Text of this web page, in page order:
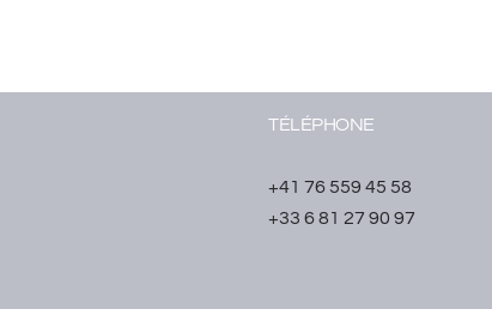
TÉLÉPHONE
+41 76 559 45 58
+33 6 81 27 90 97